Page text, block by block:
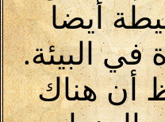
أيضا
في البيئة.
أن هناك